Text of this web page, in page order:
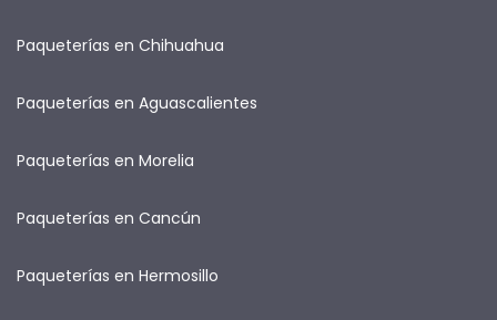
Paqueterías en Chihuahua
Paqueterías en Aguascalientes
Paqueterías en Morelia
Paqueterías en Cancún
Paqueterías en Hermosillo